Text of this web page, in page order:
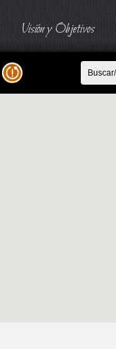
Visión y Objetivos